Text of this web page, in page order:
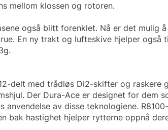
mellom klossen og rotoren.
også blitt forenklet. Nå er det mulig
En ny trakt og lufteskive hjelper
delt med trådløs Di2-skifter og
Der Dura-Ace er designet for dem
anvendelse av disse teknologiene.
bak hastighet hjelper rytterne oppnå